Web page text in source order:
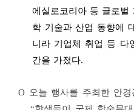
에실로코리아 등 글로벌
학 기술과 산업 동향에
니라 기업체 취업 등 다
간을 가졌다.
O 오늘 행사를 주최한 안